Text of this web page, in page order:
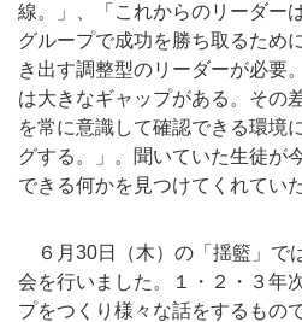
線。」、「これからのリーダー
グループで成功を勝ち取るため
き出す調整型のリーダーが必要
は大きなギャップがある。その
を常に意識して確認できる環境
グする。」。聞いていた生徒が
できる何かを見つけてくれてい
６月30日（木）の「揺籃」で
会を行いました。１・２・３年
プをつくり様々な話をするもの